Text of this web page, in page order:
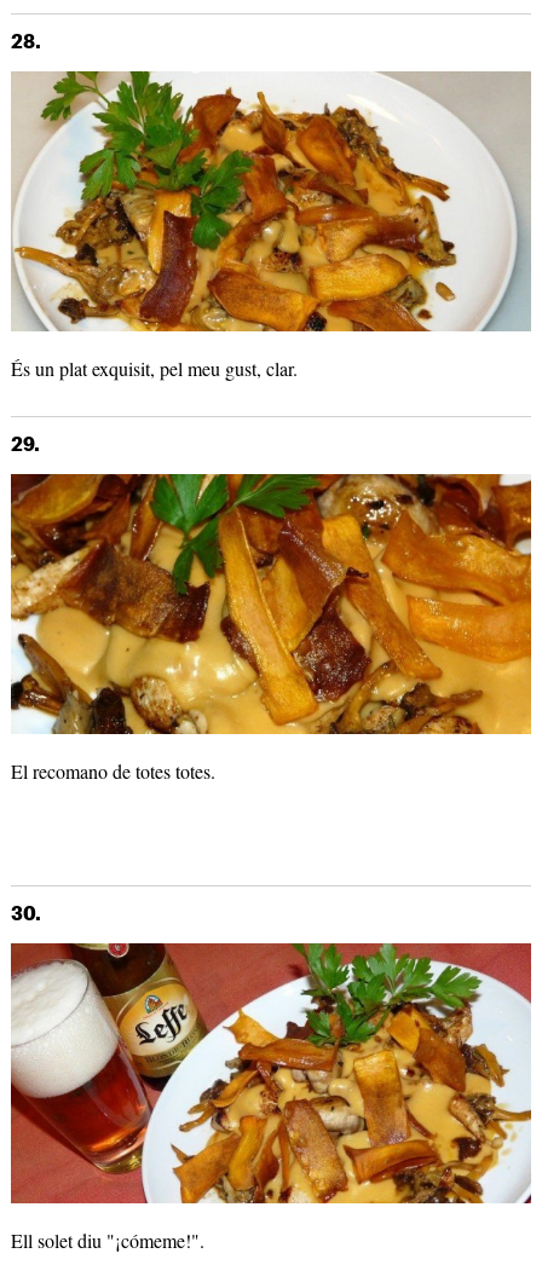
28.
És un plat exquisit, pel meu gust, clar.
29.
El recomano de totes totes.
30.
Ell solet diu "¡cómeme!".